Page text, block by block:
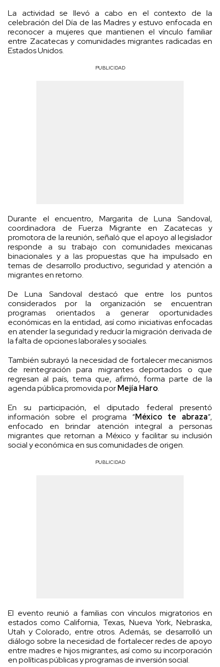
La actividad se llevó a cabo en el contexto de la
celebración del Día de las Madres y estuvo enfocada en
reconocer a mujeres que mantienen el vínculo familiar
entre Zacatecas y comunidades migrantes radicadas en
Estados Unidos.
PUBLICIDAD
Durante el encuentro, Margarita de Luna Sandoval,
coordinadora de Fuerza Migrante en Zacatecas y
promotora de la reunión, señaló que el apoyo al legislador
responde a su trabajo con comunidades mexicanas
binacionales y a las propuestas que ha impulsado en
temas de desarrollo productivo, seguridad y atención a
migrantes en retorno.
De Luna Sandoval destacó que entre los puntos
considerados por la organización se encuentran
programas orientados a generar oportunidades
económicas en la entidad, así como iniciativas enfocadas
en atender la seguridad y reducir la migración derivada de
la falta de opciones laborales y sociales.
También subrayó la necesidad de fortalecer mecanismos
de reintegración para migrantes deportados o que
regresan al país, tema que, afirmó, forma parte de la
agenda pública promovida porMejía Haro.
En su participación, el diputado federal presentó
información sobre el programa “México te abraza”,
enfocado en brindar atención integral a personas
migrantes que retornan a México y facilitar su inclusión
social y económica en sus comunidades de origen.
PUBLICIDAD
El evento reunió a familias con vínculos migratorios en
estados como California, Texas, Nueva York, Nebraska,
Utah y Colorado, entre otros. Además, se desarrolló un
diálogo sobre la necesidad de fortalecer redes de apoyo
entre madres e hijos migrantes, así como su incorporación
en políticas públicas y programas de inversión social.